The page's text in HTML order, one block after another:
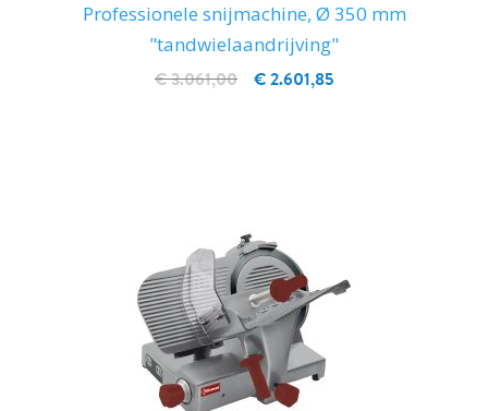
Professionele snijmachine, Ø 350 mm
"tandwielaandrijving"
€ 2.601,85
€ 3.061,00